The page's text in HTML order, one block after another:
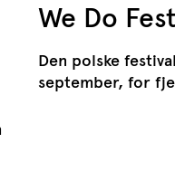
We Do
Den polske
september, for